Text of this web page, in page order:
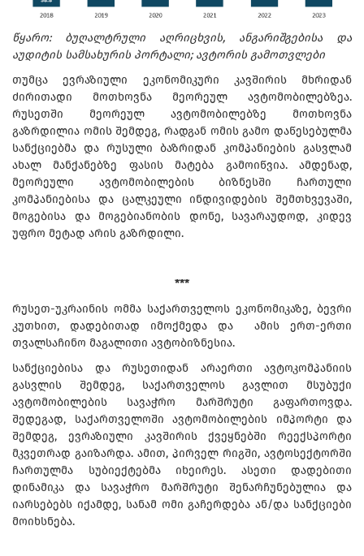
წყარო: ბუღალტრული აღრიცხვის, ანგარიშგებისა და
აუდიტის სამსახურის პორტალი; ავტორის გამოთვლები
თუმცა ევრაზიული ეკონომიკური კავშირის მხრიდან
ძირითადი მოთხოვნა მეორეულ ავტომობილებზეა.
რუსეთში მეორეულ ავტომობილებზე მოთხოვნა
გაზრდილია ომის შემდეგ, რადგან ომის გამო დაწესებულმა
სანქციებმა და რუსული ბაზრიდან კომპანიების გასვლამ
ახალ მანქანებზე ფასის მატება გამოიწვია. ამდენად,
მეორეული ავტომობილების ბიზნესში ჩართული
კომპანიებისა და ცალკეული ინდივიდების შემთხვევაში,
მოგებისა და მოგებიანობის დონე, სავარაუდოდ, კიდევ
უფრო მეტად არის გაზრდილი.
***
რუსეთ-უკრაინის ომმა საქართველოს ეკონომიკაზე, ბევრი
კუთხით, დადებითად იმოქმედა და ამის ერთ-ერთი
თვალსაჩინო მაგალითი ავტობიზნესია.
სანქციებისა და რუსეთიდან არაერთი ავტოკომპანიის
გასვლის შემდეგ, საქართველოს გავლით მსუბუქი
ავტომობილების სავაჭრო მარშრუტი გაფართოვდა.
შედეგად, საქართველოში ავტომობილების იმპორტი და
შემდეგ, ევრაზიული კავშირის ქვეყნებში რეექსპორტი
მკვეთრად გაიზარდა. ამით, პირველ რიგში, ავტოსექტორში
ჩართულმა სუბიექტებმა იხეირეს. ასეთი დადებითი
დინამიკა და სავაჭრო მარშრუტი შენარჩუნებულია და
იარსებებს იქამდე, სანამ ომი გაჩერდება ან/და სანქციები
მოიხსნება.